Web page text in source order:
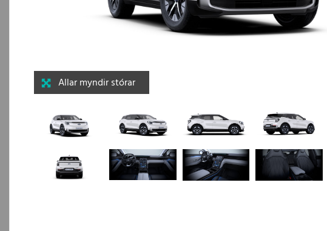
Allar myndir stórar